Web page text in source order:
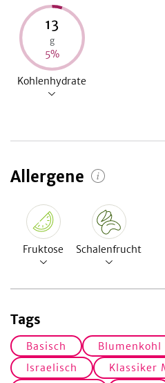
13
g
5%
Kohlenhydrate
Allergene
Fruktose Schalenfrucht
Tags
Basisch Blumenkohl
Israelisch
Klassiker